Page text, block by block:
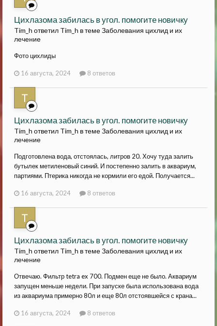
Цихлазома забилась в угол. помогите новичку
Tim_h ответил Tim_h в темеЗаболевания цихлид и их
лечение
Фото цихлиды
16 августа, 2024 8 ответов
Цихлазома забилась в угол. помогите новичку
Tim_h ответил Tim_h в темеЗаболевания цихлид и их
лечение
Подготовлена вода, отстоялась, литров 20. Хочу туда залить
бутылек метиленовый синий. И постепенно залить в аквариум,
партиями. Птерика никогда не кормили его едой. Получается...
16 августа, 2024 8 ответов
Цихлазома забилась в угол. помогите новичку
Tim_h ответил Tim_h в темеЗаболевания цихлид и их
лечение
Отвечаю. Фильтр tetra ex 700. Подмен еще не было. Аквариум
запущен меньше недели. При запуске была использована вода
из аквариума примерно 80л и еще 80л отстоявшейся с крана...
16 августа, 2024 8 ответов